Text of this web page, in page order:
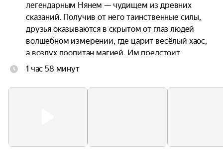
легендарным Нянем — чудищем из древних
сказаний. Получив от него таинственные силы,
друзья оказываются в скрытом от глаз людей
волшебном измерении, где царит весёлый хаос,
а воздух пропитан магией. Им предстоит
научиться управлять своими способностями и
чтобы суметь вернуться домой.
1 час 58 минут